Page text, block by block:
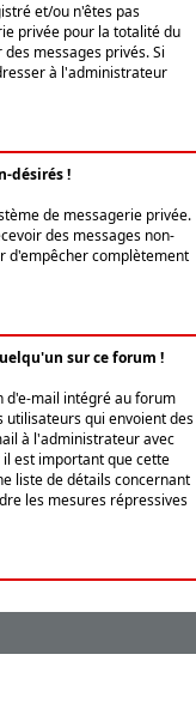
et/ou n'êtes pas
privée pour la totalité du
messages privés. Si
à l'administrateur
désirés !
de messagerie privée.
des messages non-
d'empêcher complètement
sur ce forum !
d'e-mail intégré au forum
utilisateurs qui envoient des
à l'administrateur avec
il est important que cette
liste de détails concernant
les mesures répressives